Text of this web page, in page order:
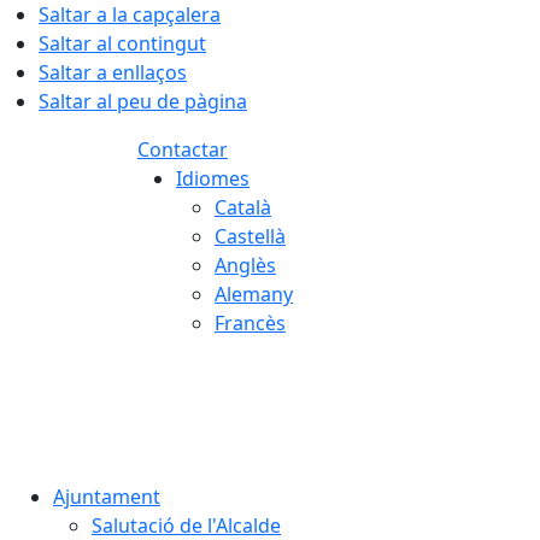
Saltar a la capçalera
Saltar al contingut
Saltar a enllaços
Saltar al peu de pàgina
Contactar
Idiomes
Català
Castellà
Anglès
Alemany
Francès
Ajuntament
Salutació de l'Alcalde